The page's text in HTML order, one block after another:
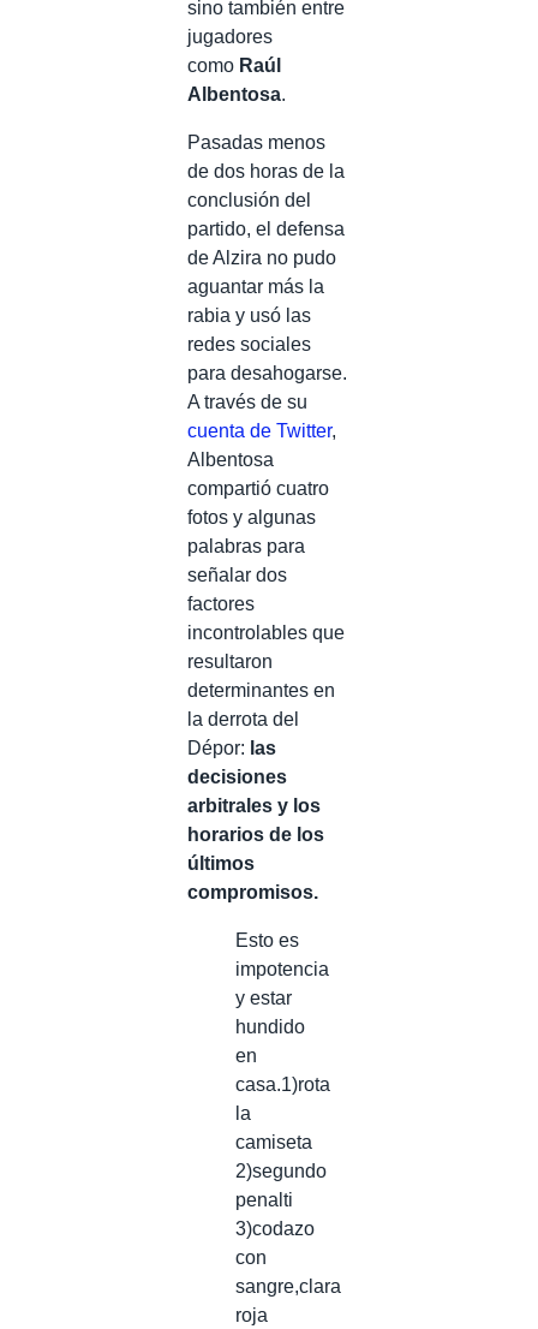
sino también entre
jugadores
como Raúl
Albentosa.
Pasadas menos
de dos horas de la
conclusión del
partido, el defensa
de Alzira no pudo
aguantar más la
rabia y usó las
redes sociales
para desahogarse.
A través de su
cuenta de Twitter,
Albentosa
compartió cuatro
fotos y algunas
palabras para
señalar dos
factores
incontrolables que
resultaron
determinantes en
la derrota del
Dépor: las
decisiones
arbitrales y los
horarios de los
últimos
compromisos.
Esto es
impotencia
y estar
hundido
en
casa.1)rota
la
camiseta
2)segundo
penalti
3)codazo
con
sangre,clara
roja